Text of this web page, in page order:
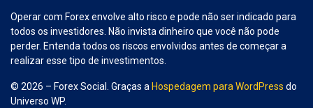
Operar com Forex envolve alto risco e pode não ser indicado para
todos os investidores. Não invista dinheiro que você não pode
perder. Entenda todos os riscos envolvidos antes de começar a
realizar esse tipo de investimentos.
© 2026 – Forex Social. Graças a Hospedagem para WordPress do
Universo WP.